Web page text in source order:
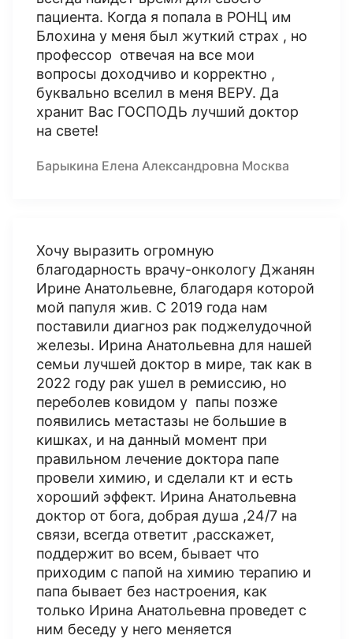
пациента. Когда я попала в РОНЦ им
Блохина у меня был жуткий страх , но
профессор отвечая на все мои
вопросы доходчиво и корректно ,
буквально вселил в меня ВЕРУ. Да
хранит Вас ГОСПОДЬ лучший доктор
на свете!
Барыкина Елена Александровна Москва
Хочу выразить огромную
благодарность врачу-онкологу Джанян
Ирине Анатольевне, благодаря которой
мой папуля жив. С 2019 года нам
поставили диагноз рак поджелудочной
железы. Ирина Анатольевна для нашей
семьи лучшей доктор в мире, так как в
2022 году рак ушел в ремиссию, но
переболев ковидом у папы позже
появились метастазы не большие в
кишках, и на данный момент при
правильном лечение доктора папе
провели химию, и сделали кт и есть
хороший эффект. Ирина Анатольевна
доктор от бога, добрая душа ,24/7 на
связи, всегда ответит ,расскажет,
поддержит во всем, бывает что
приходим с папой на химию терапию и
папа бывает без настроения, как
только Ирина Анатольевна проведет с
ним беседу у него меняется